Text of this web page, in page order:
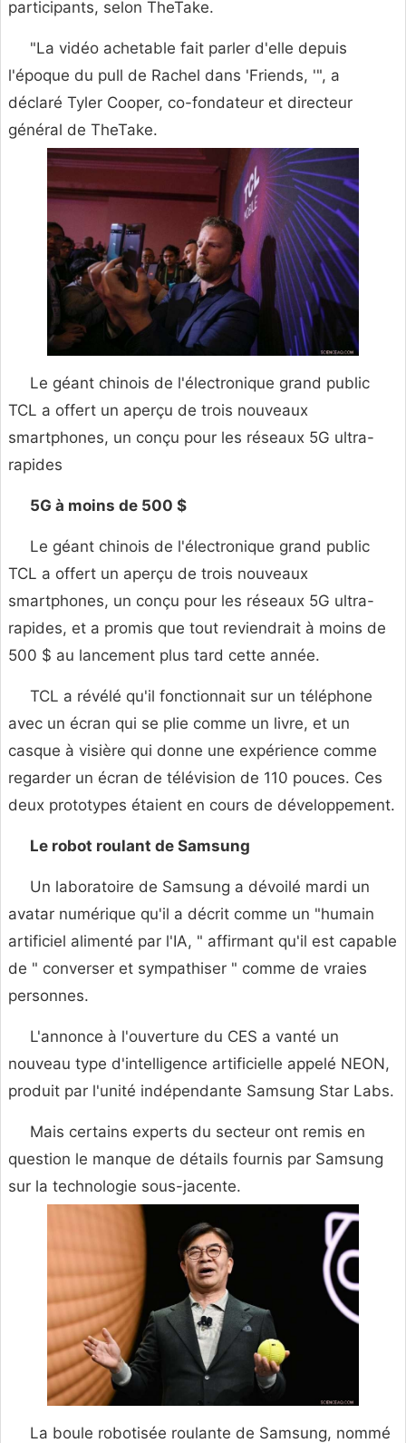
participants, selon TheTake.
"La vidéo achetable fait parler d'elle depuis
l'époque du pull de Rachel dans 'Friends, '", a
déclaré Tyler Cooper, co-fondateur et directeur
général de TheTake.
Le géant chinois de l'électronique grand public
TCL a offert un aperçu de trois nouveaux
smartphones, un conçu pour les réseaux 5G ultra-
rapides
5G à moins de 500 $
Le géant chinois de l'électronique grand public
TCL a offert un aperçu de trois nouveaux
smartphones, un conçu pour les réseaux 5G ultra-
rapides, et a promis que tout reviendrait à moins de
500 $ au lancement plus tard cette année.
TCL a révélé qu'il fonctionnait sur un téléphone
avec un écran qui se plie comme un livre, et un
casque à visière qui donne une expérience comme
regarder un écran de télévision de 110 pouces. Ces
deux prototypes étaient en cours de développement.
Le robot roulant de Samsung
Un laboratoire de Samsung a dévoilé mardi un
avatar numérique qu'il a décrit comme un "humain
artificiel alimenté par l'IA, " affirmant qu'il est capable
de " converser et sympathiser " comme de vraies
personnes.
L'annonce à l'ouverture du CES a vanté un
nouveau type d'intelligence artificielle appelé NEON,
produit par l'unité indépendante Samsung Star Labs.
Mais certains experts du secteur ont remis en
question le manque de détails fournis par Samsung
sur la technologie sous-jacente.
La boule robotisée roulante de Samsung, nommé